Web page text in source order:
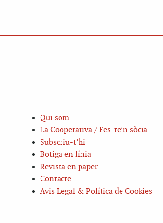
Qui som
La Cooperativa / Fes-te’n sòcia
Subscriu-t’hi
Botiga en línia
Revista en paper
Contacte
Avis Legal & Política de Cookies